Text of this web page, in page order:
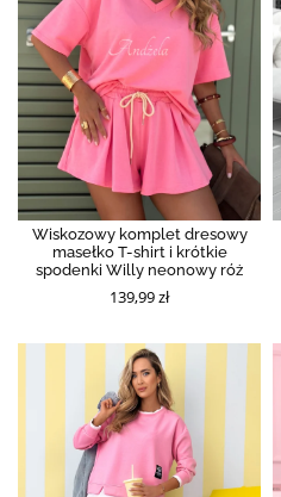
Wiskozowy komplet dresowy
masełko T-shirt i krótkie
spodenki Willy neonowy róż
139,99 zł